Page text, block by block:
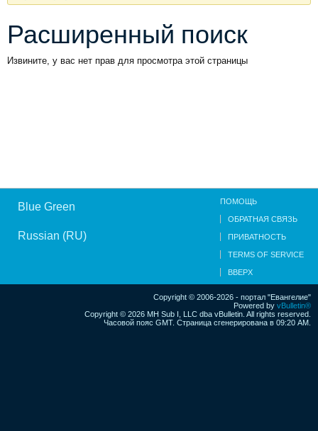
Расширенный поиск
Извините, у вас нет прав для просмотра этой страницы
Blue Green
Russian (RU)
ПОМОЩЬ
ОБРАТНАЯ СВЯЗЬ
ПРИВАТНОСТЬ
TERMS OF SERVICE
ВВЕРХ
Copyright © 2006-2026 - портал "Евангелие"
Powered by vBulletin®
Copyright © 2026 MH Sub I, LLC dba vBulletin. All rights reserved.
Часовой пояс GMT. Страница сгенерирована в 09:20 AM.